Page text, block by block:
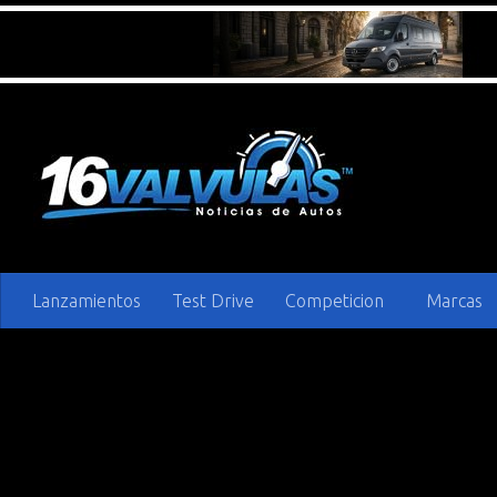
Lanzamientos Test Drive Competicion Marcas